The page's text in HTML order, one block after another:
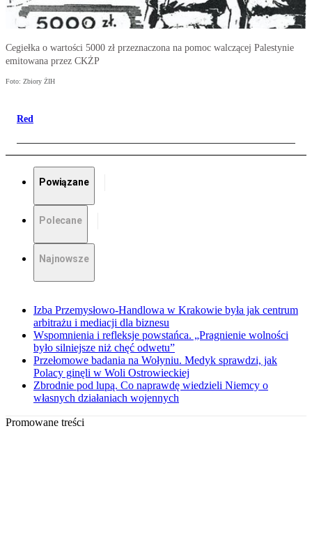
Cegiełka o wartości 5000 zł przeznaczona na pomoc walczącej Palestynie
emitowana przez CKŻP
Foto: Zbiory ŻIH
Red
Powiązane
Polecane
Najnowsze
Izba Przemysłowo-Handlowa w Krakowie była jak centrum
arbitrażu i mediacji dla biznesu
Wspomnienia i refleksje powstańca. „Pragnienie wolności
było silniejsze niż chęć odwetu”
Przełomowe badania na Wołyniu. Medyk sprawdzi, jak
Polacy ginęli w Woli Ostrowieckiej
Zbrodnie pod lupą. Co naprawdę wiedzieli Niemcy o
własnych działaniach wojennych
Promowane treści